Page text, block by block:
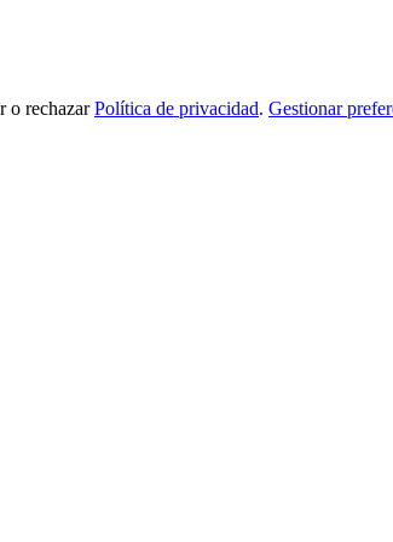
o rechazar Política de privacidad. Gestionar